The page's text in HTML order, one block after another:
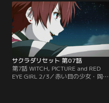
る。世良佐和子という少女が能力
で、ビー玉の中に入ってしまったの
である。リセットを使って、事件が
起きる前の状態に戻すよう指示する
津島。しかしケイはリセットをせ
ず…。
サクラダリセット 第07話
第7話 WITCH, PICTURE and RED
EYE GIRL 2/3／赤い目の少女・岡絵